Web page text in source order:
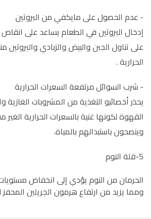
- عدم الحصول على مايكفي من البروتين
إدخال البروتين في الطعام يساعد على
على تناول الجبن والبيض والزبادي
الحرارية .
- شرب السوائل مرتفعة السعرات الحرارية
يحذر أخصائيو التغذية من المشروبات الغازية
القهوة لكونها غنية بالسعرات الحرارية الغير
وينصحون باستبدالهم بالمياة.
5-قلة النوم
الحرمان من النوم يؤدي إلى انخفاض مستويات
ومما يزيد من ارتفاع هرمون الجريلين